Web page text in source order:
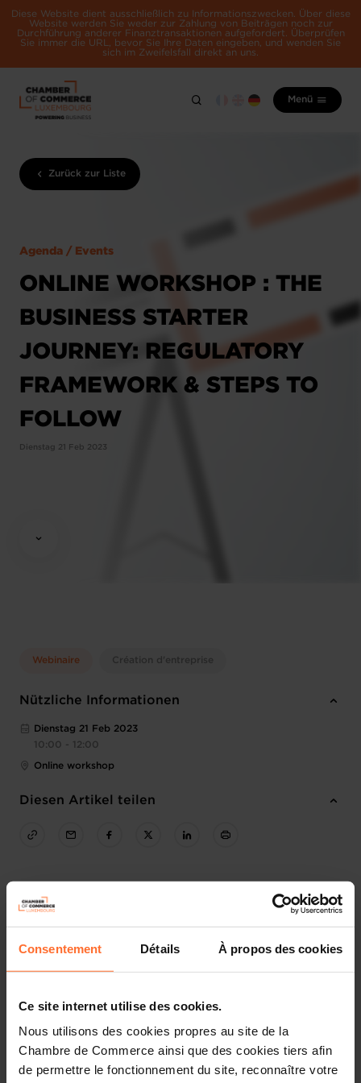
Consentement Détails À propos des cookies
Ce site internet utilise des cookies.
Nous utilisons des cookies propres au site de la
Chambre de Commerce ainsi que des cookies tiers afin
de permettre le fonctionnement du site, reconnaître votre
Diese Website dient ausschließlich zu Informationszwecken. Über diese
Website werden Sie weder zur Zahlung von Beiträgen noch zur
Durchführung anderer Finanztransaktionen aufgefordert. Überprüfen
Sie immer die URL, bevor Sie Ihre Daten eingeben, und wenden Sie
sich im Zweifelsfall direkt an uns.
Menü
Zurück zur Liste
Agenda / Events
ONLINE WORKSHOP : THE
BUSINESS STARTER
JOURNEY: REGULATORY
FRAMEWORK & STEPS TO
FOLLOW
Dienstag 21 Feb 2023
Webinaire Création d'entreprise
Nützliche Informationen
Dienstag 21 Feb 2023
10:00 - 12:00
Online workshop
Diesen Artikel teilen